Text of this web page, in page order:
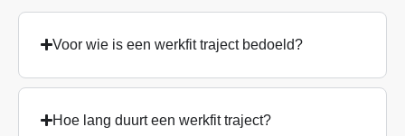
Voor wie is een werkfit traject bedoeld?
Hoe lang duurt een werkfit traject?